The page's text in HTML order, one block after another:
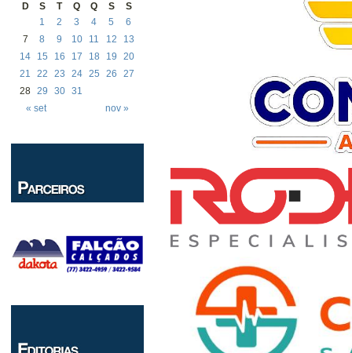
D
S T Q Q S S
« set nov »
1 2 3 4 5
6
7
8 9 10 11 12
13
14
15 16 17 18 19
20
21
22 23 24 25 26
27
28 29 30 31